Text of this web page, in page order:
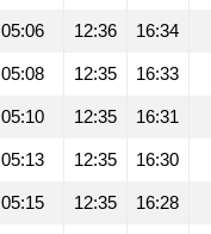
05:06 12:36 16:34
05:08 12:35 16:33
05:10 12:35 16:31
05:13 12:35 16:30
05:15 12:35 16:28